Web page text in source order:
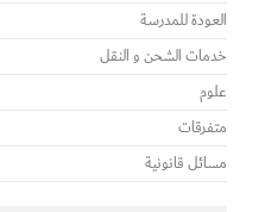
العودة للمدرسة
خدمات الشحن و النقل
علوم
متفرقات
مسائل قانونية